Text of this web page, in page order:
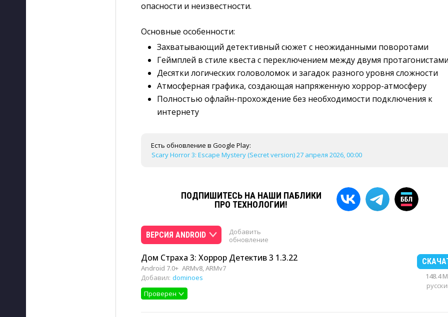
опасности и неизвестности.
Основные особенности:
Захватывающий детективный сюжет с неожиданными поворотами
Геймплей в стиле квеста с переключением между двумя протагонистами
Десятки логических головоломок и загадок разного уровня сложности
Атмосферная графика, создающая напряженную хоррор-атмосферу
Полностью офлайн-прохождение без необходимости подключения к
интернету
Есть обновление в Google Play:
Scary Horror 3: Escape Mystery (Secret version) 27 апреля 2026, 00:00
ПОДПИШИТЕСЬ НА НАШИ ПАБЛИКИ
ПРО ТЕХНОЛОГИИ!
ВЕРСИЯ ANDROID
Добавить
обновление
Дом Страха 3: Хоррор Детектив 3 1.3.22
Android 7.0+ ARMv8, ARMv7
Добавил: dominoes
Проверен
148.4